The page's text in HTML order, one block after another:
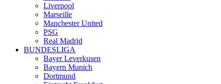
Liverpool
Marseille
Manchester United
PSG
Real Madrid
BUNDESLIGA
Bayer Leverkusen
Bayern Munich
Dortmund